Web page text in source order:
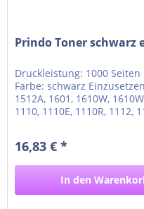
Prindo Toner schwarz
Druckleistung: 1000
Farbe: schwarz
1512A, 1601, 1610W,
1110, 1110E, 1110R, 1112,
16,83 € *
In den